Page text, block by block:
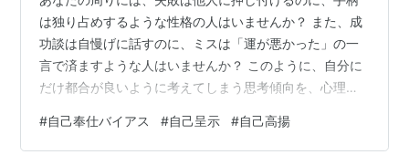
は独り占めするような性格の人はいませんか？ また、成
功談は自慢げに話すのに、ミスは「運が悪かった」の一
言で済ますような人はいませんか？ このように、自分に
だけ都合が良いように考えてしまう思考傾向を、心理学
います。 この自己奉仕バイアスを持っている人は、多く
の人から嫌われてしまうかもしれません。 本記事では、
#自己奉仕バイアス #自己呈示 #自己高揚